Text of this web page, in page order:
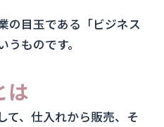
の目玉である「ビジネス
ものです。
は
て、仕入れから販売、そ